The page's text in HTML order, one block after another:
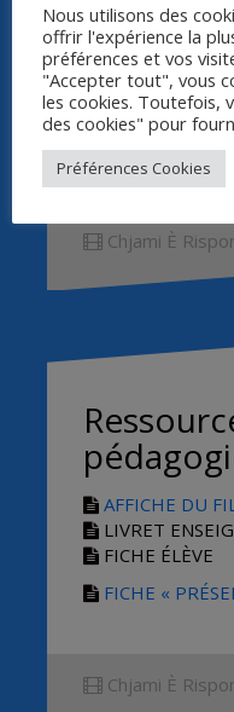
paternelle, pour
dois dénouer les
sous la forme
fondement dans
familiale. Je le
rencontre. Je
Chjami È
AFFICHE DU
LIVRET
FICHE ÉLÈVE
FICHE «
Chjami È
Nous utilisons des
offrir l'expérience la
préférences et vos
"Accepter tout", vous
les cookies. Toutefois,
des cookies" pour
Préférences Cookies